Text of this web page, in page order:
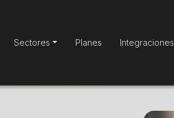
Sectores Planes Integraciones